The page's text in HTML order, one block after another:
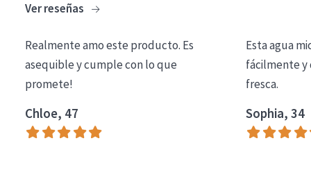
Limpieza
COLECCIÓN
Essentials
Lift+
Ver reseñas
Realmente amo este producto. Es
asequible y cumple con lo que
promete!
Chloe, 47
Esta agua
fácilmente y
fresca.
Sophia, 34